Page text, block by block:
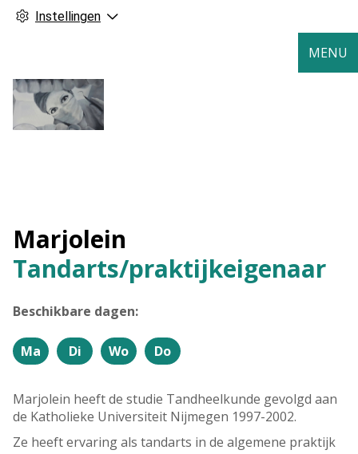
Instellingen
MENU
Marjolein
Tandarts/praktijkeigenaar
Beschikbare dagen:
M
a
n
a
Ma
D
n
s
a
Di
W
e
n
d
Wo
D
n
d
r
Do
Marjolein heeft de studie Tandheelkunde gevolgd aan
de Katholieke Universiteit Nijmegen 1997-2002.
Ze heeft ervaring als tandarts in de algemene praktijk